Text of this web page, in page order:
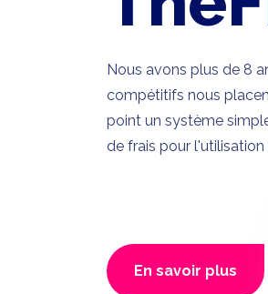
Nous avons plus de 8
compétitifs nous
point un système
de frais pour
En savoir plus